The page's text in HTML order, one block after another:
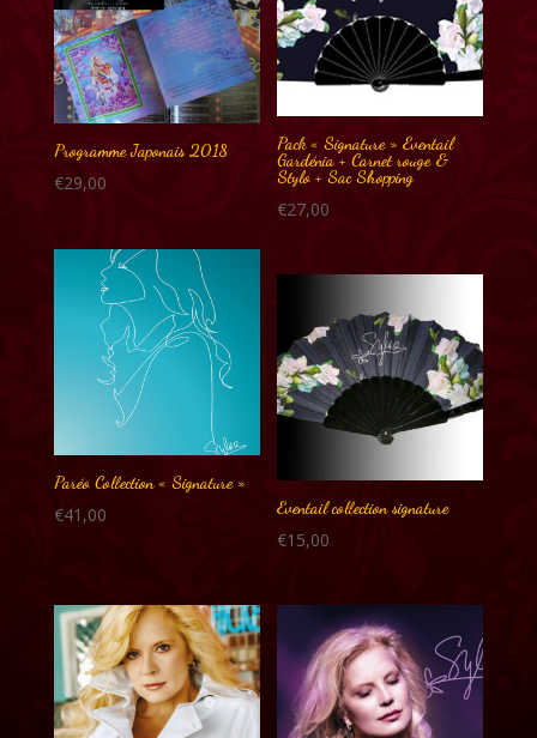
Programme Japonais 2018
€29,00
Pack « Signature » Eventail
Gardénia + Carnet rouge &
Stylo + Sac Shopping
€27,00
Paréo Collection « Signature »
€41,00 Eventail collection signature
€15,00